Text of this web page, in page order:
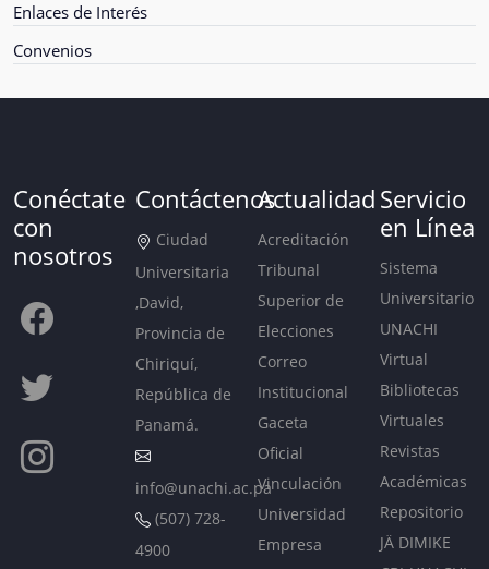
Enlaces de Interés
Convenios
Conéctate
con
nosotros
Contáctenos
Ciudad
Universitaria
,David,
Provincia de
Chiriquí,
República de
Panamá.
info@unachi.ac.pa
(507) 728-
4900
Actualidad
Acreditación
Tribunal
Superior de
Elecciones
Correo
Institucional
Gaceta
Oficial
Vinculación
Universidad
Empresa
Servicio
en Línea
Sistema
Universitario
UNACHI
Virtual
Bibliotecas
Virtuales
Revistas
Académicas
Repositorio
JÄ DIMIKE